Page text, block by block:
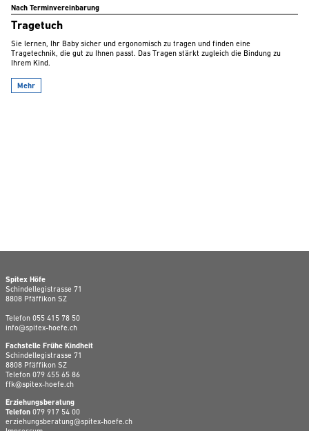
Nach Terminvereinbarung
Tragetuch
Sie lernen, Ihr Baby sicher und ergonomisch zu tragen und finden eine
Tragetechnik, die gut zu Ihnen passt. Das Tragen stärkt zugleich die Bindung zu
Ihrem Kind.
Mehr
Spitex Höfe
Schindellegistrasse 71
8808 Pfäffikon SZ
Telefon 055 415 78 50
info@spitex-hoefe.ch
Fachstelle Frühe Kindheit
Schindellegistrasse 71
8808 Pfäffikon SZ
Telefon 079 455 65 86
ffk@spitex-hoefe.ch
Erziehungsberatung
Telefon 079 917 54 00
erziehungsberatung@spitex-hoefe.ch